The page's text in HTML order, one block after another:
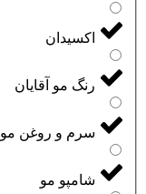
اکسیدان
رنگ مو آقایان
سرم و روغن مو
شامپو مو